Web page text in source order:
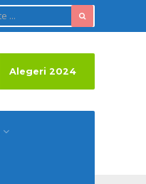
Alegeri 2024